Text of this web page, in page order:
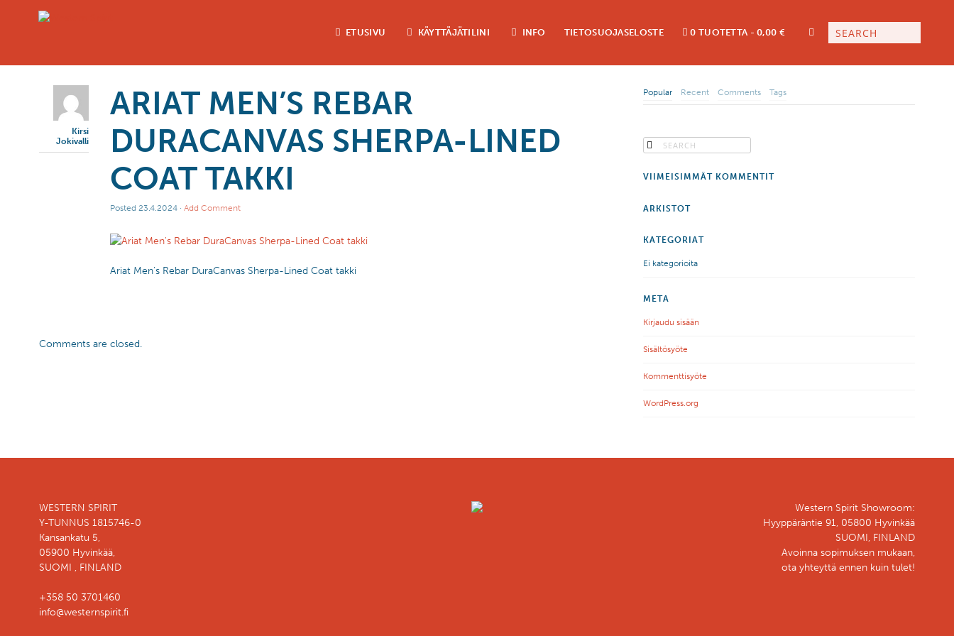
ETUSIVU KÄYTTÄJÄTILINI INFO TIETOSUOJASELOSTE 0 TUOTETTA 0,00 €
Kirsi
Jokivalli
ARIAT MEN’S REBAR
DURACANVAS SHERPA-LINED
COAT TAKKI
Posted 23.4.2024 · Add Comment
Ariat Men’s Rebar DuraCanvas Sherpa-Lined Coat takki
Comments are closed.
Popular Recent Comments Tags
VIIMEISIMMÄT KOMMENTIT
ARKISTOT
KATEGORIAT
Ei kategorioita
META
Kirjaudu sisään
Sisältösyöte
Kommenttisyöte
WordPress.org
WESTERN SPIRIT
Y-TUNNUS 1815746-0
Kansankatu 5,
05900 Hyvinkää,
SUOMI , FINLAND
+358 50 3701460
info@westernspirit.fi
Western Spirit Showroom:
Hyyppäräntie 91, 05800 Hyvinkää
SUOMI, FINLAND
Avoinna sopimuksen mukaan,
ota yhteyttä ennen kuin tulet!